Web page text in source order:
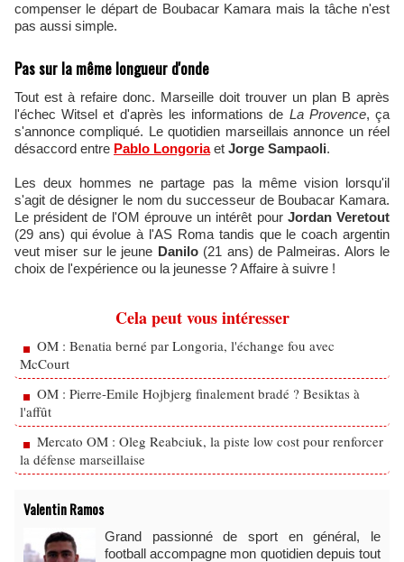
compenser le départ de Boubacar Kamara mais la tâche n'est
pas aussi simple.
Pas sur la même longueur d'onde
Tout est à refaire donc. Marseille doit trouver un plan B après
l'échec Witsel et d'après les informations de La Provence, ça
s'annonce compliqué. Le quotidien marseillais annonce un réel
désaccord entre Pablo Longoriaet Jorge Sampaoli.
Les deux hommes ne partage pas la même vision lorsqu'il
s'agit de désigner le nom du successeur de Boubacar Kamara.
Le président de l'OM éprouve un intérêt pour Jordan Veretout
(29 ans) qui évolue à l'AS Roma tandis que le coach argentin
veut miser sur le jeune Danilo(21 ans) de Palmeiras. Alors le
choix de l'expérience ou la jeunesse ? Affaire à suivre !
Cela peut vous intéresser
OM : Benatia berné par Longoria, l'échange fou avec
McCourt
OM : Pierre-Emile Hojbjerg finalement bradé ? Besiktas à
l'affût
Mercato OM : Oleg Reabciuk, la piste low cost pour renforcer
la défense marseillaise
Valentin Ramos
Grand passionné de sport en général, le
football accompagne mon quotidien depuis tout